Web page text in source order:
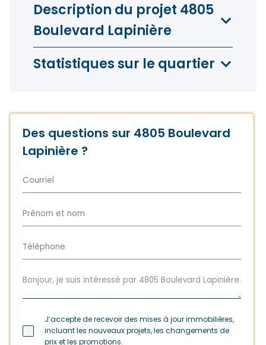
Description du projet 4805
Boulevard Lapinière
Statistiques sur le quartier
Des questions sur 4805 Boulevard
Lapinière ?
J’accepte de recevoir des mises à jour immobilières,
incluant les nouveaux projets, les changements de
prix et les promotions.